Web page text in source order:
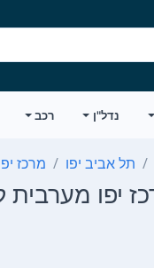
נדל"ן רכב
תל אביב יפו מרכז